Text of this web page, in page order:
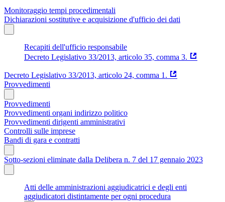
Monitoraggio tempi procedimentali
Dichiarazioni sostitutive e acquisizione d'ufficio dei dati
Recapiti dell'ufficio responsabile
Decreto Legislativo 33/2013, articolo 35, comma 3.
Decreto Legislativo 33/2013, articolo 24, comma 1.
Provvedimenti
Provvedimenti
Provvedimenti organi indirizzo politico
Provvedimenti dirigenti amministrativi
Controlli sulle imprese
Bandi di gara e contratti
Sotto-sezioni eliminate dalla Delibera n. 7 del 17 gennaio 2023
Atti delle amministrazioni aggiudicatrici e degli enti
aggiudicatori distintamente per ogni procedura